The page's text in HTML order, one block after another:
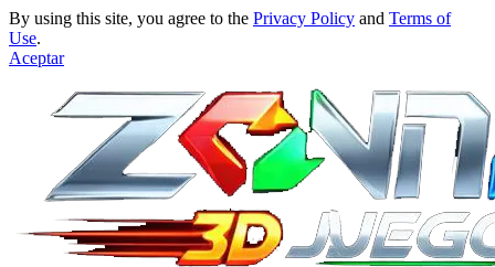
By using this site, you agree to the Privacy Policy and Terms of
Use.
Aceptar